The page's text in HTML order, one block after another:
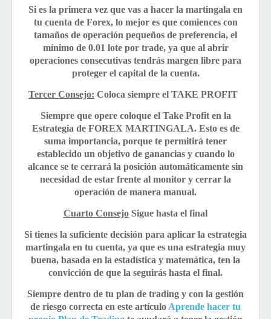
Si es la primera vez que vas a hacer la martingala en
tu cuenta de Forex, lo mejor es que comiences con
tamaños de operación pequeños de preferencia, el
mínimo de 0.01 lote por trade, ya que al abrir
operaciones consecutivas tendrás margen libre para
proteger el capital de la cuenta.
Tercer Consejo: Coloca siempre el TAKE PROFIT
Siempre que opere coloque el Take Profit en la
Estrategia de FOREX MARTINGALA. Esto es de
suma importancia, porque te permitirá tener
establecido un objetivo de ganancias y cuando lo
alcance se te cerrará la posición automáticamente sin
necesidad de estar frente al monitor y cerrar la
operación de manera manual.
Cuarto Consejo Sigue hasta el final
Si tienes la suficiente decisión para aplicar la estrategia
martingala en tu cuenta, ya que es una estrategia muy
buena, basada en la estadística y matemática, ten la
convicción de que la seguirás hasta el final.
Siempre dentro de tu plan de trading y con la gestión
de riesgo correcta en este artículo Aprende hacer tu